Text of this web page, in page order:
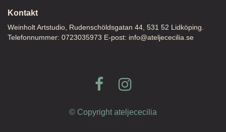
Kontakt
Weinholt Artstudio, Rudenschöldsgatan 44, 531 52 Lidköping.
Telefonnummer: 0723035973 E-post: info@ateljececilia.se
© Copyright ateljececilia